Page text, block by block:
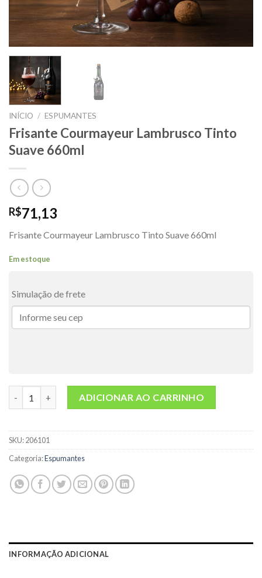
INÍCIO / ESPUMANTES
Frisante Courmayeur Lambrusco Tinto
Suave 660ml
R$71,13
Frisante Courmayeur Lambrusco Tinto Suave 660ml
Em estoque
Simulação de frete
ADICIONAR AO CARRINHO
SKU:206101
Categoria:Espumantes
INFORMAÇÃO ADICIONAL